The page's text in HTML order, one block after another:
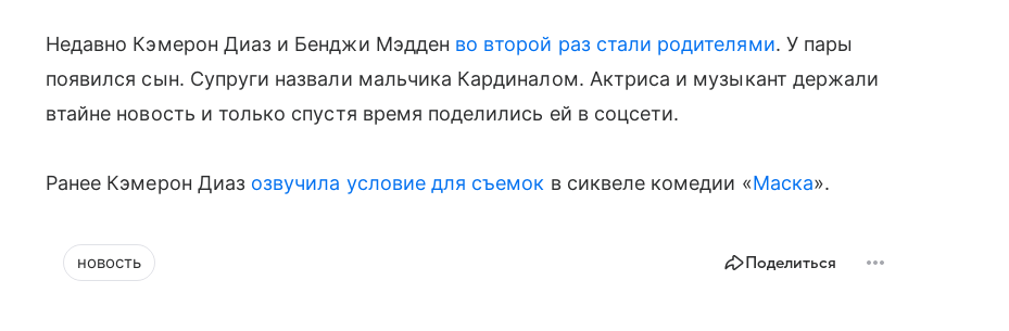
Недавно Кэмерон Диаз и Бенджи Мэдден во второй раз стали родителями. У пары
появился сын. Супруги назвали мальчика Кардиналом. Актриса и музыкант держали
втайне новость и только спустя время поделились ей в соцсети.
Ранее Кэмерон Диаз озвучила условие для съемок в сиквеле комедии «Маска».
новость Поделиться